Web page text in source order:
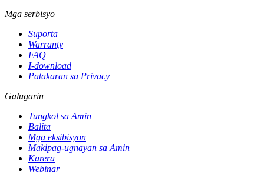
Mga serbisyo
Suporta
Warranty
FAQ
I-download
Patakaran sa Privacy
Galugarin
Tungkol sa Amin
Balita
Mga eksibisyon
Makipag-ugnayan sa Amin
Karera
Webinar